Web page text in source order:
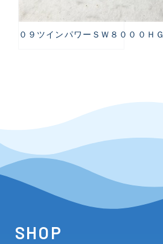
０９ツインパワーＳＷ８０００ＨＧ
SHOP